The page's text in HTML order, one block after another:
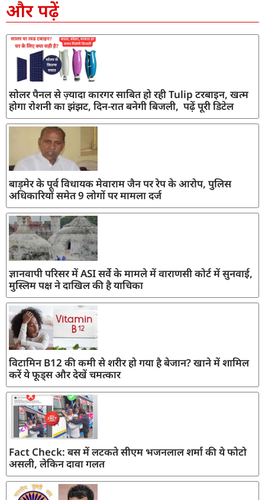
और पढ़ें
सोलर पैनल से ज़्यादा कारगर साबित हो रही Tulip टरबाइन, खत्म
होगा रोशनी का झंझट, दिन-रात बनेगी बिजली, पढ़ें पूरी डिटेल
बाड़मेर के पूर्व विधायक मेवाराम जैन पर रेप के आरोप, पुलिस
अधिकारियों समेत 9 लोगों पर मामला दर्ज
ज्ञानवापी परिसर में ASI सर्वे के मामले में वाराणसी कोर्ट में सुनवाई,
मुस्लिम पक्ष ने दाखिल की है याचिका
विटामिन B12 की कमी से शरीर हो गया है बेजान? खाने में शामिल
करें ये फूड्स और देखें चमत्कार
Fact Check: बस में लटकते सीएम भजनलाल शर्मा की ये फोटो
असली, लेकिन दावा गलत